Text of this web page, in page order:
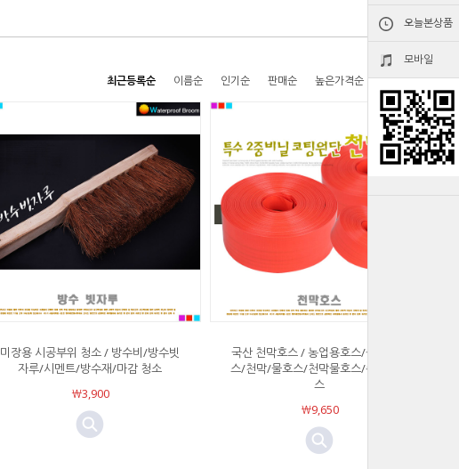
오늘본상품
모바일
최근등록순 이름순 인기순 판매순 높은가격순 낮은가격순
미장용 시공부위 청소 / 방수비/방수빗
자루/시멘트/방수재/마감 청소
￦3,900
국산 천막호스 / 농업용호스/공업용호
스/천막/물호스/천막물호스/송수용호
스
￦9,650